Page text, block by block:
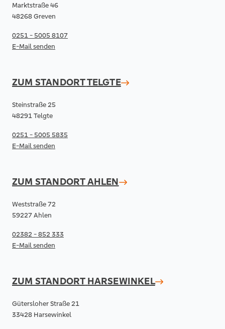
Marktstraße 46
48268 Greven
0251 - 5005 8107
E-Mail senden
ZUM STANDORTTELGTE
Steinstraße 25
48291 Telgte
0251 - 5005 5835
E-Mail senden
ZUM STANDORTAHLEN
Weststraße 72
59227 Ahlen
02382 - 852 333
E-Mail senden
ZUM STANDORT HARSEWINKEL
Gütersloher Straße 21
33428 Harsewinkel